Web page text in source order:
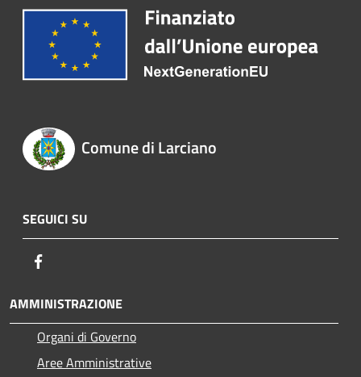
Comune di Larciano
SEGUICI SU
AMMINISTRAZIONE
Organi di Governo
Aree Amministrative